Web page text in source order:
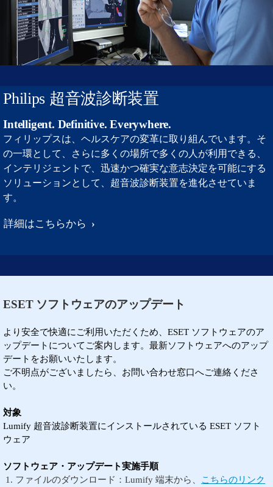
Philips 超音波診断装置
Intelligent. Definitive. Everywhere.
フィリップスは、ヘルスケアの変革に取り組んでいます。そ
の一環として、さらに多くの場所で多くの人が利用できる、
インテリジェントで、迅速かつ確実な意志決定を可能にする
ソリューションとして、超音波診断装置を進化させていま
す。
詳細はこちらから
ESET ソフトウェアのアップデート
より安全で快適にご利用いただくため、ESET ソフトウェアのア
ップデートについてご案内します。最新ソフトウェアへのアップ
デートをお願いいたします。
ご不明点がございましたら、お問い合わせ窓口へご連絡くださ
い。
対象
Lumify 超音波診断装置にインストールされている ESET ソフト
ウェア
ソフトウェア・アップデート実施手順
ファイルのダウンロード：Lumify 端末から、
こちらのリンク